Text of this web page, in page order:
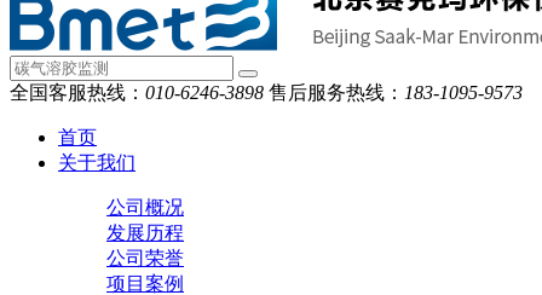
全国客服热线： 010-6246-3898 售后服务热线： 183-1095-9573
首页
关于我们
公司概况
发展历程
公司荣誉
项目案例